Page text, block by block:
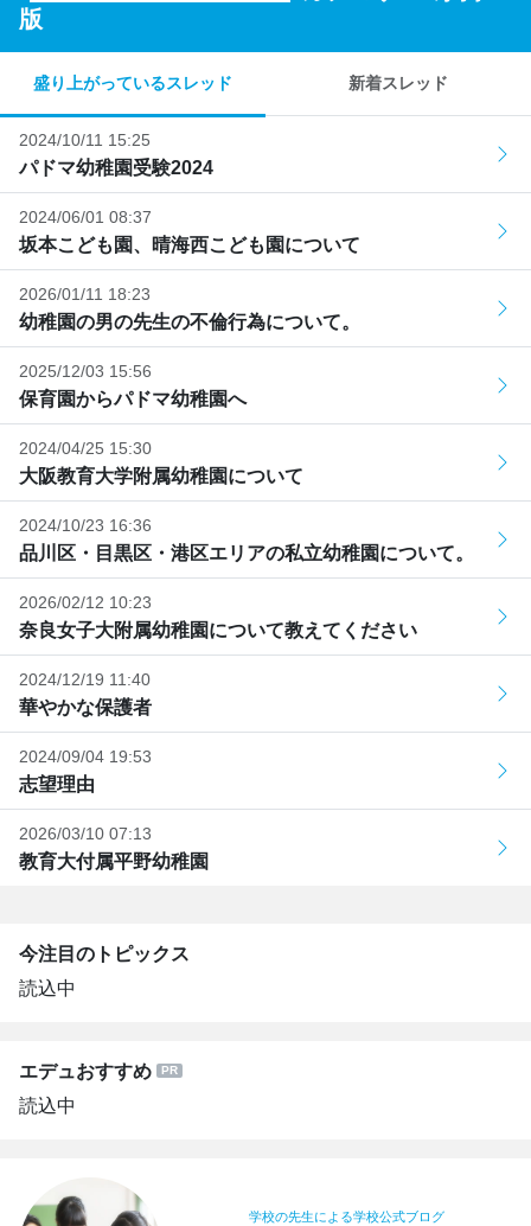
版
盛り上がっているスレッド 新着スレッド
2024/10/11 15:25
パドマ幼稚園受験2024
2024/06/01 08:37
坂本こども園、晴海西こども園について
2026/01/11 18:23
幼稚園の男の先生の不倫行為について。
2025/12/03 15:56
保育園からパドマ幼稚園へ
2024/04/25 15:30
大阪教育大学附属幼稚園について
2024/10/23 16:36
品川区・目黒区・港区エリアの私立幼稚園について。
2026/02/12 10:23
奈良女子大附属幼稚園について教えてください
2024/12/19 11:40
華やかな保護者
2024/09/04 19:53
志望理由
2026/03/10 07:13
教育大付属平野幼稚園
今注目のトピックス
読込中
エデュおすすめ
読込中
学校の先生による学校公式ブログ